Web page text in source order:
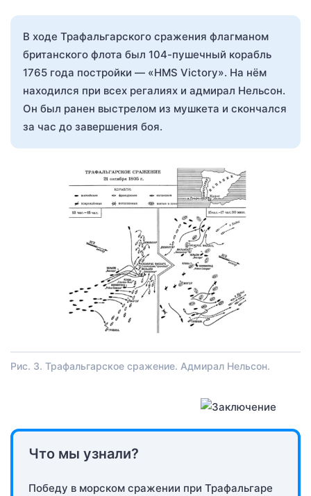
В ходе Трафальгарского сражения флагманом
британского флота был 104-пушечный корабль
1765 года постройки — «HMS Victory». На нём
находился при всех регалиях и адмирал Нельсон.
Он был ранен выстрелом из мушкета и скончался
за час до завершения боя.
Рис. 3. Трафальгарское сражение. Адмирал Нельсон.
Что мы узнали?
Победу в морском сражении при Трафальгаре